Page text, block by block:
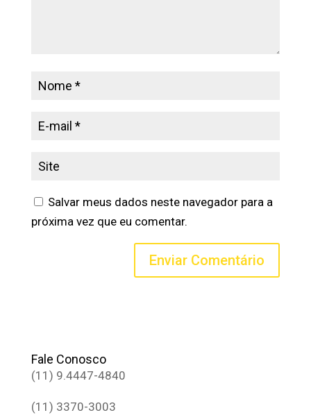
Salvar meus dados neste navegador para a
próxima vez que eu comentar.
Fale Conosco
(11) 9.4447-4840
(11) 3370-3003